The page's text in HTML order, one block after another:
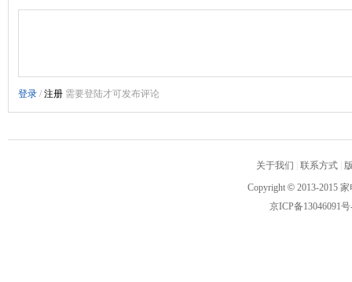
关于我们 联系方式
Copyright © 2013-2015
京ICP备13046091号